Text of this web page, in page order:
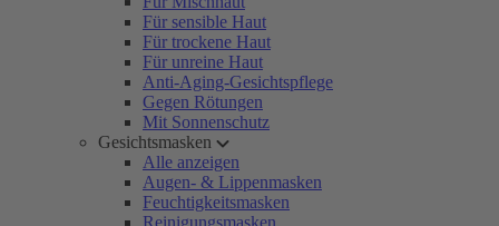
Für sensible Haut
Für trockene Haut
Für unreine Haut
Anti-Aging-Gesichtspflege
Gegen Rötungen
Mit Sonnenschutz
Gesichtsmasken
Alle anzeigen
Augen- & Lippenmasken
Feuchtigkeitsmasken
Reinigungsmasken